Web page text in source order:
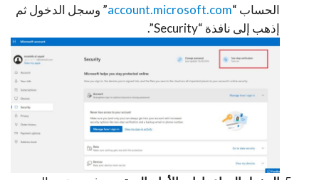
الحساب “account.microsoft.com” وسجل الدخول ثم
إذهب إلى نافذة “Security”.